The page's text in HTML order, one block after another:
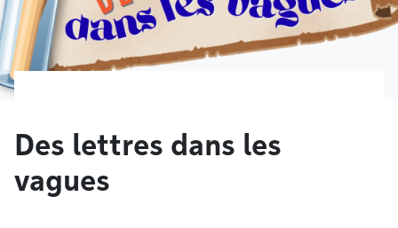
Des lettres dans les
vagues